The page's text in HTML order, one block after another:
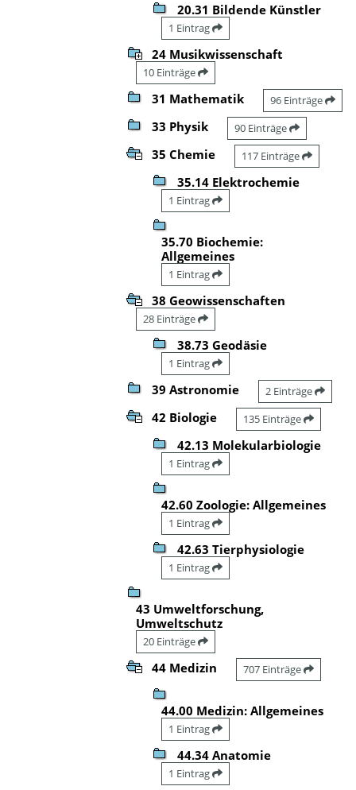
20.31 Bildende Künstler
1 Eintrag
24 Musikwissenschaft
10 Einträge
31 Mathematik 96 Einträge
33 Physik 90 Einträge
35 Chemie 117 Einträge
35.14 Elektrochemie
1 Eintrag
35.70 Biochemie:
Allgemeines
1 Eintrag
38 Geowissenschaften
28 Einträge
38.73 Geodäsie
1 Eintrag
39 Astronomie 2 Einträge
42 Biologie 135 Einträge
42.13 Molekularbiologie
1 Eintrag
42.60 Zoologie: Allgemeines
1 Eintrag
42.63 Tierphysiologie
1 Eintrag
43 Umweltforschung,
Umweltschutz
20 Einträge
44 Medizin 707 Einträge
44.00 Medizin: Allgemeines
1 Eintrag
44.34 Anatomie
1 Eintrag